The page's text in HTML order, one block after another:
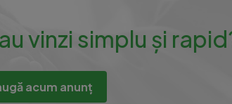
vinzi simplu și
acum anunț